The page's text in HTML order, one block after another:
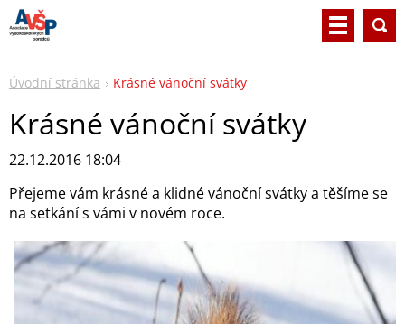
Úvodní stránka Krásné vánoční svátky
Krásné vánoční svátky
22.12.2016 18:04
Přejeme vám krásné a klidné vánoční svátky a těšíme se
na setkání s vámi v novém roce.